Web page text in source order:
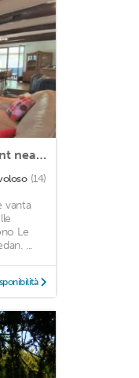
Pleasant Holiday Home in Herbeumont near Semois River
(14)
vanta
Le
...